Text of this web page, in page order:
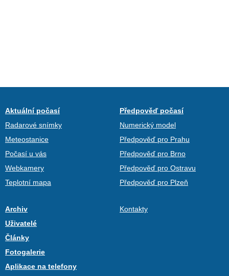
Aktuální počasí
Radarové snímky
Meteostanice
Počasí u vás
Webkamery
Teplotní mapa
Předpověď počasí
Numerický model
Předpověď pro Prahu
Předpověď pro Brno
Předpověď pro Ostravu
Předpověď pro Plzeň
Archiv
Uživatelé
Články
Fotogalerie
Aplikace na telefony
Kontakty